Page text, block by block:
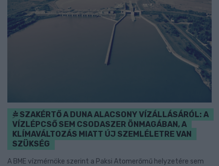
SZAKÉRTŐ A DUNA ALACSONY VÍZÁLLÁSÁRÓL: A
VÍZLÉPCSŐ SEM CSODASZER ÖNMAGÁBAN, A
KLÍMAVÁLTOZÁS MIATT ÚJ SZEMLÉLETRE VAN
SZÜKSÉG
A BME vízmérnöke szerint a Paksi Atomerőmű helyzetére sem